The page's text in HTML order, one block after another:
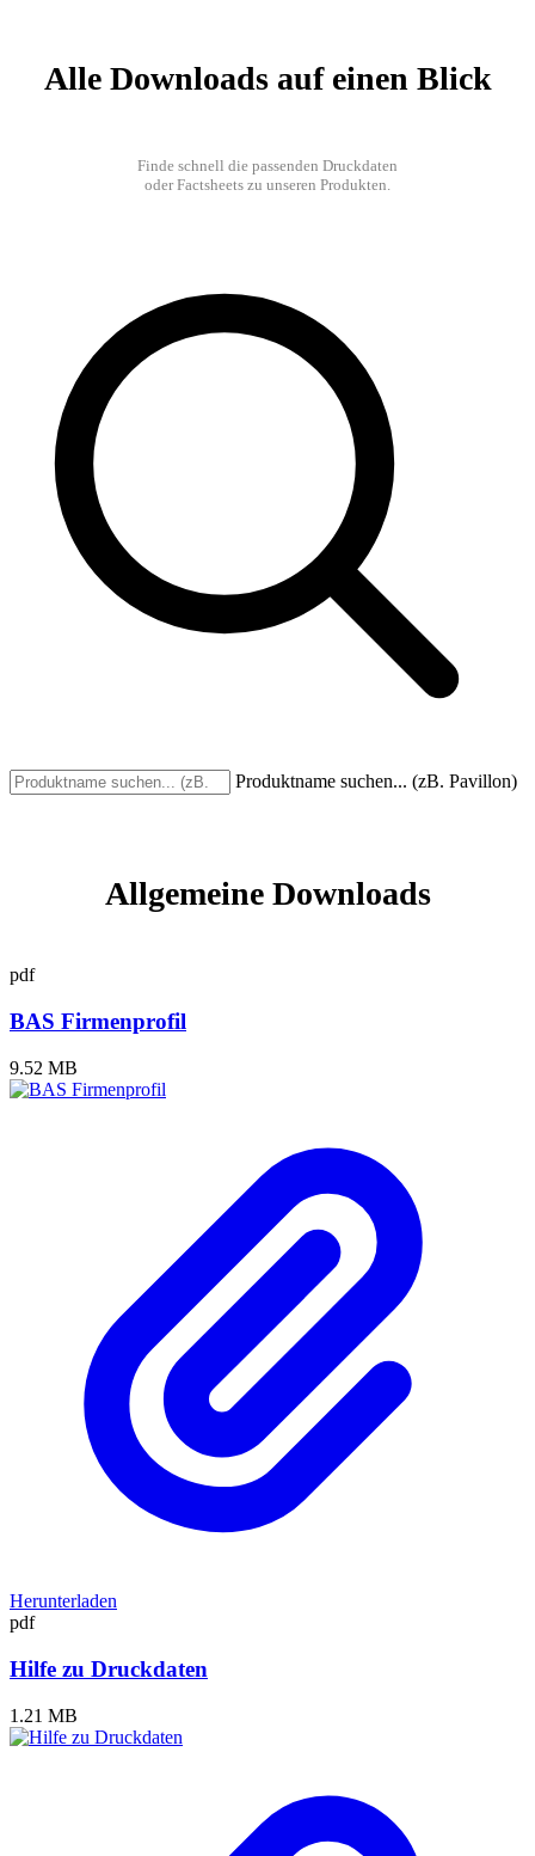
Alle Downloads auf einen Blick
Finde schnell die passenden Druckdaten
oder Factsheets zu unseren Produkten.
Produktname suchen... (zB. Pavillon)
Allgemeine Downloads
pdf
BAS Firmenprofil
9.52 MB
Herunterladen
pdf
Hilfe zu Druckdaten
1.21 MB